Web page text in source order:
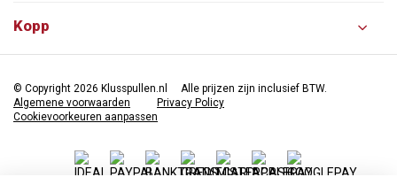
Kopp
© Copyright 2026 Klusspullen.nl
Alle prijzen zijn inclusief BTW.
Algemene voorwaarden
Privacy Policy
Cookievoorkeuren aanpassen